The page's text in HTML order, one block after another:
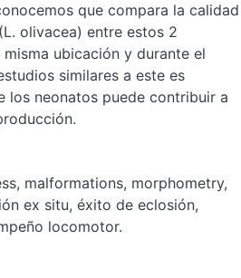
que compara la calidad
olivacea) entre estos 2
ubicación y durante el
similares a este es
los neonatos puede contribuir a
, malformations, morphometry,
ex situ, éxito de eclosión,
locomotor.